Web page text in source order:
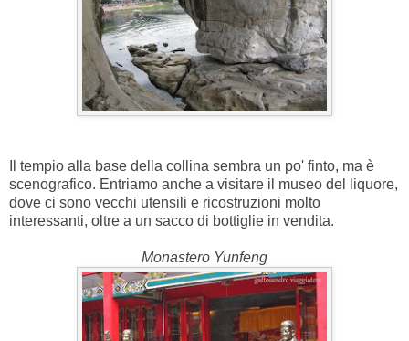
Il tempio alla base della collina sembra un po' finto, ma è
scenografico. Entriamo anche a visitare il museo del liquore,
dove ci sono vecchi utensili e ricostruzioni molto
interessanti, oltre a un sacco di bottiglie in vendita.
Monastero Yunfeng